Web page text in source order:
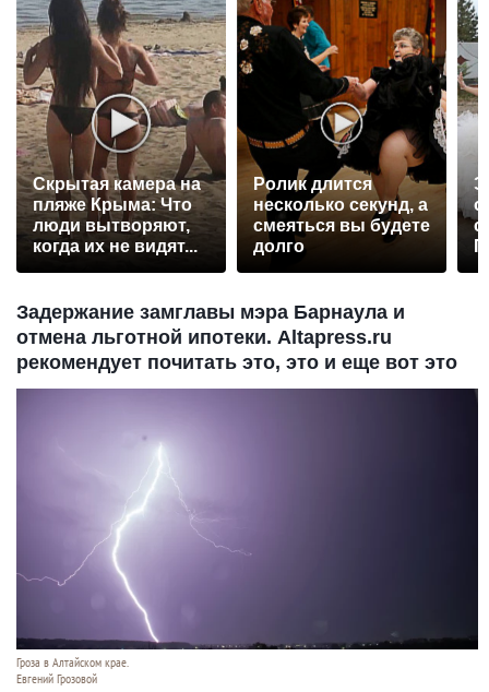
Скрытая камера на
пляже Крыма: Что
люди вытворяют,
когда их не видят...
Ролик длится
несколько секунд, а
смеяться вы будете
долго
Задержание замглавы мэра Барнаула и
отмена льготной ипотеки. Altapress.ru
рекомендует почитать это, это и еще вот это
Гроза в Алтайском крае.
Евгений Грозовой